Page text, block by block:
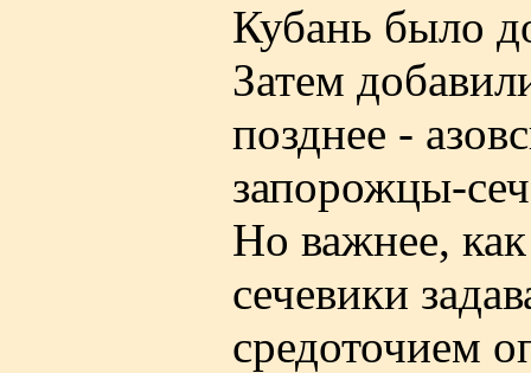
Кубань было
Затем
позднее -
запорожцы-
Но важнее,
сечевики
средоточием